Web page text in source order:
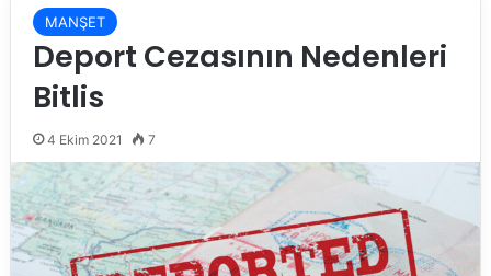
MANŞET
Deport Cezasının Nedenleri
Bitlis
4 Ekim 2021 7